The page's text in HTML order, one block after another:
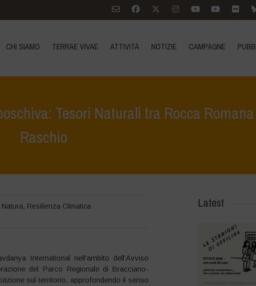
CHI SIAMO TERRAE VIVAE ATTIVITÀ NOTIZIE CAMPAGNE
Tesori Naturali tra Rocca
Raschio
, Resilienza Climatica
International nell’ambito dell’Avviso
del Parco Regionale di Bracciano-
sul territorio, approfondendo il senso
Latest